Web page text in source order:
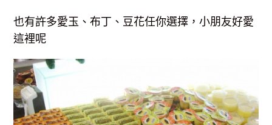
也有許多愛玉、布丁、豆花任你選擇，小朋友好愛
這裡呢